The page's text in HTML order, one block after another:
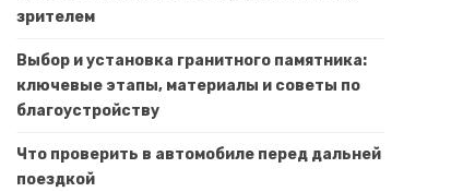
зрителем
Выбор и установка гранитного памятника:
ключевые этапы, материалы и советы по
благоустройству
Что проверить в автомобиле перед дальней
поездкой